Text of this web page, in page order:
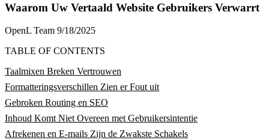
Waarom Uw Vertaald Website Gebruikers Verwarrt
OpenL Team 9/18/2025
TABLE OF CONTENTS
Taalmixen Breken Vertrouwen
Formatteringsverschillen Zien er Fout uit
Gebroken Routing en SEO
Inhoud Komt Niet Overeen met Gebruikersintentie
Afrekenen en E-mails Zijn de Zwakste Schakels